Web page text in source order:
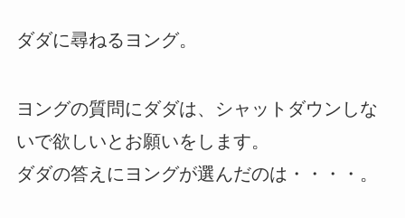
ダダに尋ねるヨング。
ヨングの質問にダダは、シャットダウンしな
いで欲しいとお願いをします。
ダダの答えにヨングが選んだのは・・・・。